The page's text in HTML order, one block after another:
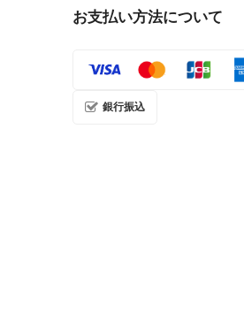
お支払い方法について
銀行振込